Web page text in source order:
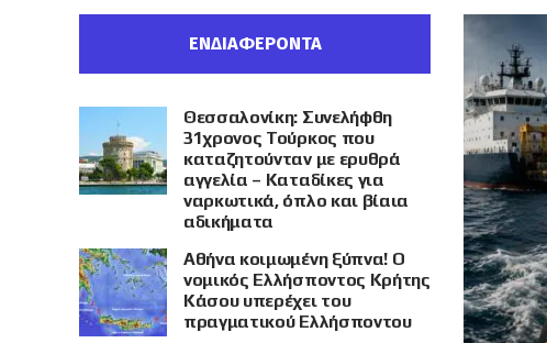
ΕΝΔΙΑΦΕΡΟΝΤΑ
Θεσσαλονίκη: Συνελήφθη
31χρονος Τούρκος που
καταζητούνταν με ερυθρά
αγγελία – Καταδίκες για
ναρκωτικά, όπλο και βίαια
αδικήματα
Αθήνα κοιμωμένη ξύπνα! Ο
νομικός Ελλήσποντος Κρήτης
Κάσου υπερέχει του
πραγματικού Ελλήσποντου